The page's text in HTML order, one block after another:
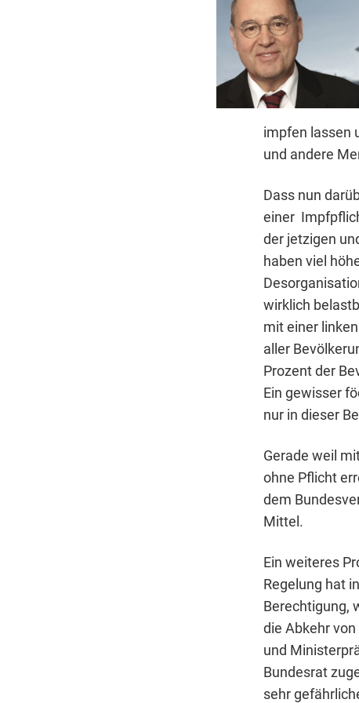
impfen lassen
und andere
Dass nun
einer
der jetzigen
haben viel
wirklich
mit einer
aller
Prozent der
Ein gewisser
nur in dieser
Gerade weil
ohne Pflicht
dem
Mittel.
Ein weiteres
Regelung hat
Berechtigung,
die Abkehr
und
Bundesrat
sehr